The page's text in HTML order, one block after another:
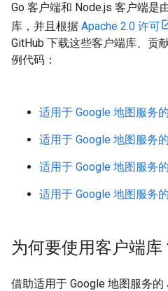
Go 客户端和 Node.js 客户端是
库，并且根据 Apache 2.0 许可
GitHub 下载这些客户端库、贡
例代码：
适用于 Google 地图服务
适用于 Google 地图服务
适用于 Google 地图服务
适用于 Google 地图服务
为何要使用客户端库
借助适用于 Google 地图服务